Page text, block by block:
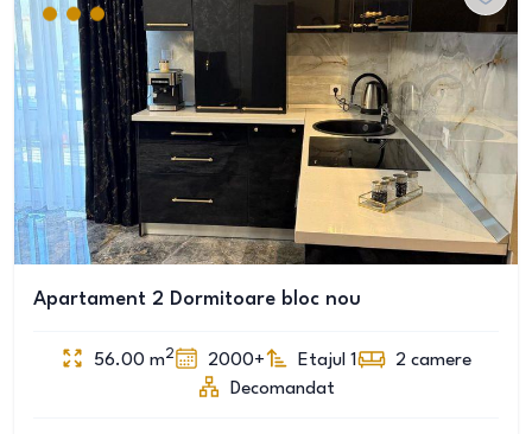
Apartament 2 Dormitoare bloc nou
56.00 m2 2000+ Etajul 1 2 camere
Decomandat